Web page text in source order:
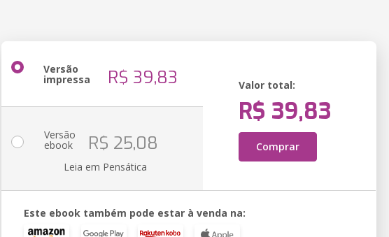
Versão
impressa R$ 39,83 Valor total:
R$ 39,83
Comprar
Versão
ebook R$ 25,08
Leia em Pensática
Este ebook também pode estar à venda na: